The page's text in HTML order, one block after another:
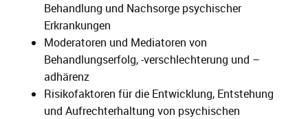
Behandlung und Nachsorge psychischer
Erkrankungen
Moderatoren und Mediatoren von
Behandlungserfolg, -verschlechterung und –
adhärenz
Risikofaktoren für die Entwicklung, Entstehung
und Aufrechterhaltung von psychischen